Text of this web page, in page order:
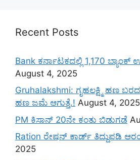
Recent Posts
Bank ಕರ್ನಾಟಕದಲ್ಲಿ 1,170 ಬ್ಯಾಂಕ್
August 4, 2025
Gruhalakshmi: ಗೃಹಲಕ್ಷ್ಮಿ ಹಣ
ಹಣ ಜಮೆ‌ ಆಗುತ್ತೆ.! August 4, 2025
PM ಕಿಸಾನ್ 20ನೇ ಕಂತು ಬಿಡುಗಡೆ
Ration ರೇಷನ್ ಕಾರ್ಡ್ ತಿದ್ದುಪಡಿ
2025